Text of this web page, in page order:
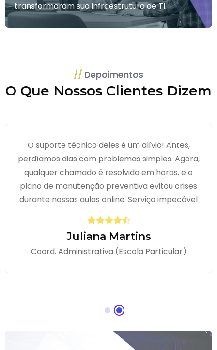
transformaram sua infraestrutura de TI.
Depoimentos
O Que Nossos Clientes Dizem
O suporte técnico deles é um alívio! Antes,
perdíamos dias com problemas simples. Agora,
qualquer chamado é resolvido em horas, e o
plano de manutenção preventiva evitou crises
durante nossas aulas online. Serviço impecável
Juliana Martins
Coord. Administrativa (Escola Particular)